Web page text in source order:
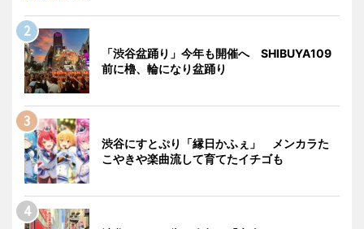
「渋谷盆踊り」今年も開催へ SHIBUYA109
前に櫓、輪になり盆踊り
渋谷にすとぷり「縁日かふぇ」 メンカラた
こやきや楽曲流して育てたイチゴも